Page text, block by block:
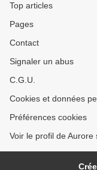
Top articles
Pages
Contact
Signaler un abus
C.G.U.
Cookies et données
Préférences cookies
Voir le profil de